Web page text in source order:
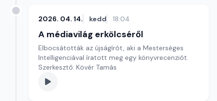
2026. 04. 14. kedd 18:04
A médiavilág erkölcséről
Elbocsátották az újságírót, aki a Mesterséges
Intelligenciával íratott meg egy könyvrecenziót.
Szerkesztő: Kövér Tamás